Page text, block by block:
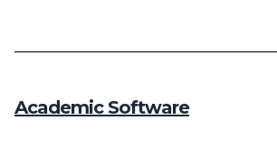
Academic Software